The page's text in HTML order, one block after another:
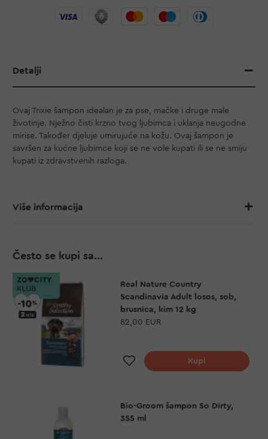
Detalji
Ovaj Trixie šampon idealan je za pse, mačke i druge male
životinje. Nježno čisti krzno tvog ljubimca i uklanja neugodne
mirise. Također djeluje umirujuće na kožu. Ovaj šampon je
savršen za kućne ljubimce koji se ne vole kupati ili se ne smiju
kupati iz zdravstvenih razloga.
Više informacija
Često se kupi sa...
Real Nature Country
Scandinavia Adult losos, sob,
brusnica, kim 12 kg
82,00 EUR
Dodaj na listu želja
Kupi
Bio-Groom šampon So Dirty,
355 ml